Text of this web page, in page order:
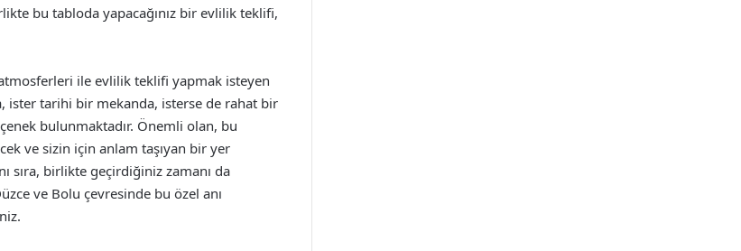
bu tabloda yapacağınız bir evlilik teklifi,
ile evlilik teklifi yapmak isteyen
ister tarihi bir mekanda, isterse de rahat bir
bulunmaktadır. Önemli olan, bu
ve sizin için anlam taşıyan bir yer
sıra, birlikte geçirdiğiniz zamanı da
ve Bolu çevresinde bu özel anı